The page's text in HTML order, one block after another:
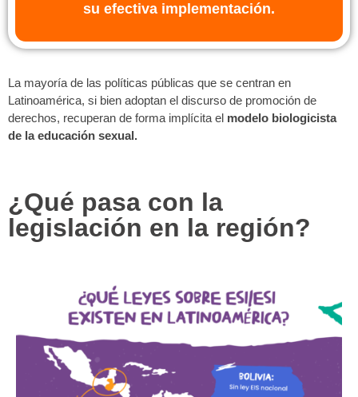
su efectiva implementación.
La mayoría de las políticas públicas que se centran en
Latinoamérica, si bien adoptan el discurso de promoción de
derechos, recuperan de forma implícita el modelo biologicista
de la educación sexual.
¿Qué pasa con la
legislación en la región?